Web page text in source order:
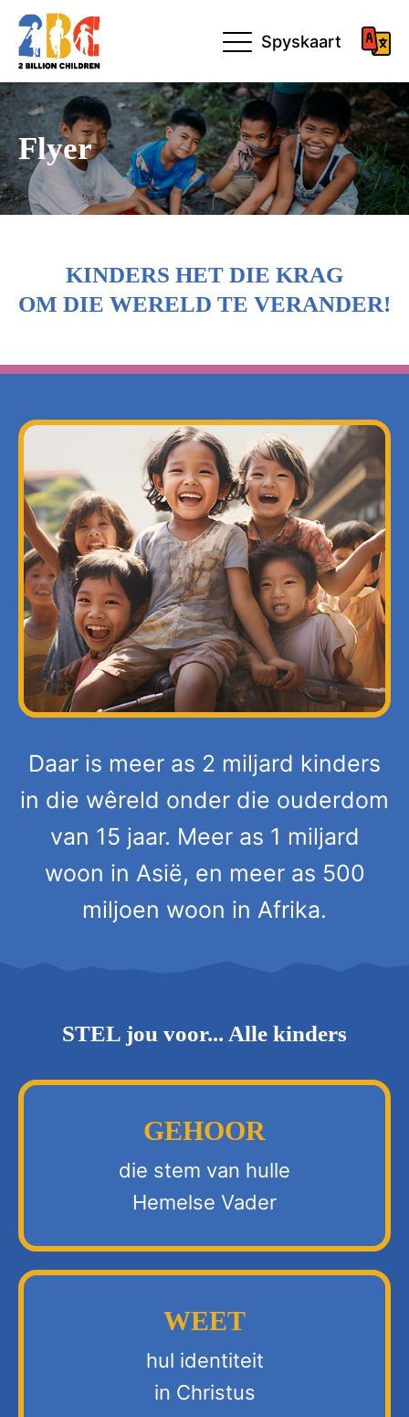
Spyskaart
Flyer
KINDERS HET DIE KRAG
OM DIE WERELD TE VERANDER!
Daar is meer as 2 miljard kinders
in die wêreld onder die ouderdom
van 15 jaar. Meer as 1 miljard
woon in Asië, en meer as 500
miljoen woon in Afrika.
STEL jou voor... Alle kinders
GEHOOR
die stem van hulle
Hemelse Vader
WEET
hul identiteit
in Christus